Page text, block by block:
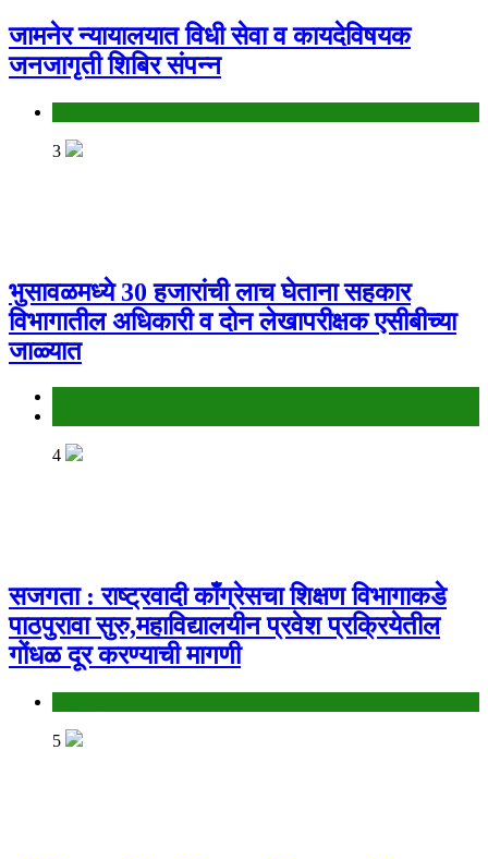
जामनेर न्यायालयात विधी सेवा व कायदेविषयक
जनजागृती शिबिर संपन्न
3
भुसावळमध्ये 30 हजारांची लाच घेताना सहकार
विभागातील अधिकारी व दोन लेखापरीक्षक एसीबीच्या
जाळ्यात
4
सजगता : राष्ट्रवादी काँग्रेसचा शिक्षण विभागाकडे
पाठपुरावा सुरु,महाविद्यालयीन प्रवेश प्रक्रियेतील
गोंधळ दूर करण्याची मागणी
5